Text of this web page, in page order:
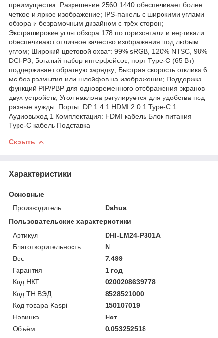
преимущества: Разрешение 2560 1440 обеспечивает более
четкое и яркое изображение; IPS-панель с широкими углами
обзора и безрамочным дизайном с трёх сторон;
Экстраширокие углы обзора 178 по горизонтали и вертикали
обеспечивают отличное качество изображения под любым
углом; Широкий цветовой охват: 99% sRGB, 120% NTSC, 98%
DCI-P3; Богатый набор интерфейсов, порт Type-C (65 Вт)
поддерживает обратную зарядку; Быстрая скорость отклика 6
мс без размытия или шлейфов на изображении; Поддержка
функций PIP/PBP для одновременного отображения экранов
двух устройств; Угол наклона регулируется для удобства под
разные нужды. Порты: DP 1.4 1 HDMI 2.0 1 Type-C 1
Аудиовыход 1 Комплектация: HDMI кабель Блок питания
Type-C кабель Подставка
Скрыть
Характеристики
Основные
Производитель
Dahua
Пользовательские характеристики
Артикул
DHI-LM24-P301A
Благотворительность
N
Вес
7.499
Гарантия
1 год
Код НКТ
0200208639778
Код ТН ВЭД
8528521000
Код товара Kaspi
150107019
Новинка
Нет
Объём
0.053252518